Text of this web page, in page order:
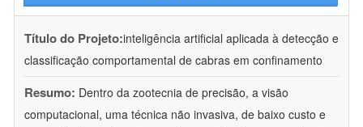
Título do Projeto:inteligência artificial aplicada à detecção e
classificação comportamental de cabras em confinamento
Resumo: Dentro da zootecnia de precisão, a visão
computacional, uma técnica não invasiva, de baixo custo e